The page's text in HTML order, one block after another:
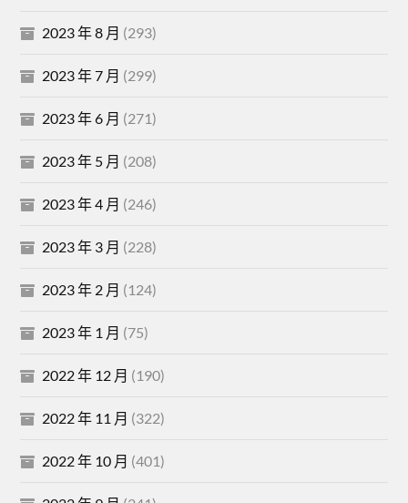
2023 年 8 月 (293)
2023 年 7 月 (299)
2023 年 6 月 (271)
2023 年 5 月 (208)
2023 年 4 月 (246)
2023 年 3 月 (228)
2023 年 2 月 (124)
2023 年 1 月 (75)
2022 年 12 月 (190)
2022 年 11 月 (322)
2022 年 10 月 (401)